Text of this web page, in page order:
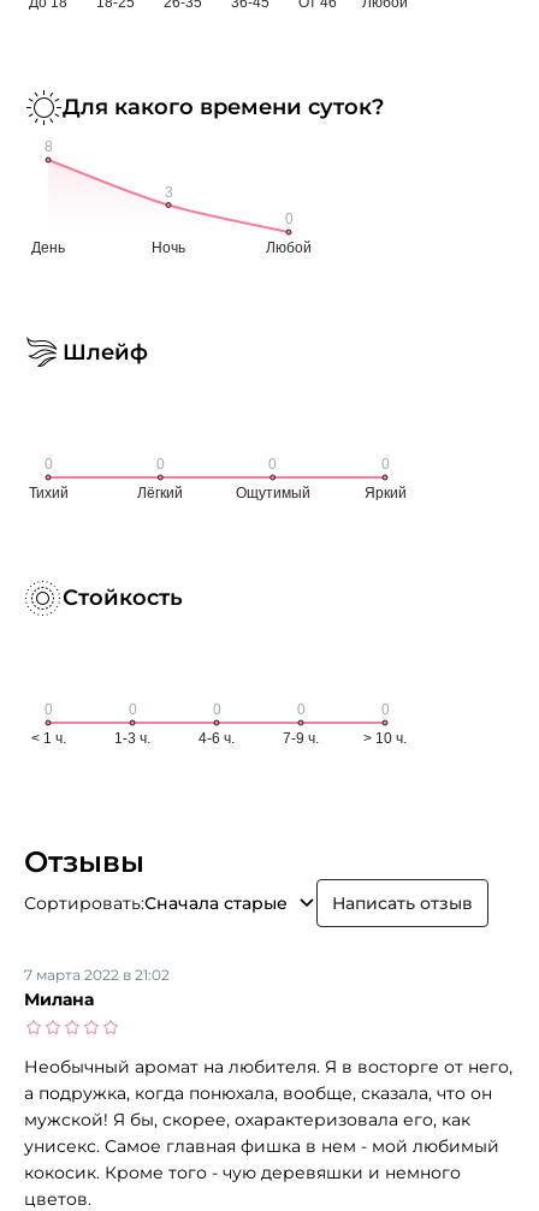
Для какого времени суток?
Шлейф
Стойкость
Отзывы
Сортировать:Сначала старые Написать отзыв
Милана
7 марта 2022 в 21:02
Необычный аромат на любителя. Я в восторге от него,
а подружка, когда понюхала, вообще, сказала, что он
мужской! Я бы, скорее, охарактеризовала его, как
унисекс. Самое главная фишка в нем - мой любимый
кокосик. Кроме того - чую деревяшки и немного
цветов.